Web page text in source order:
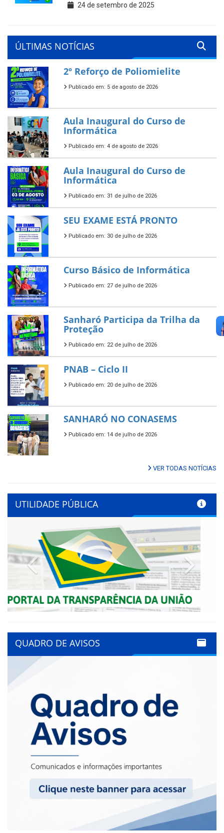
24 de setembro de 2025
ÚLTIMAS NOTÍCIAS
2º Reforço de Poliomielite
Publicado em: 5 de agosto de 2026
Aula Inaugural do Curso de
Informática
Publicado em: 4 de agosto de 2026
Aula Inaugural do Curso de
Informática
Publicado em: 31 de julho de 2026
SEU EXAME ESTÁ PRONTO
Publicado em: 30 de julho de 2026
Curso Básico de Informática
Publicado em: 27 de julho de 2026
Sanharó Participa da Trilha da
Proteção
Publicado em: 22 de julho de 2026
PNAB – Ciclo II
Publicado em: 20 de julho de 2026
SANHARÓ NO CONASEMS
Publicado em: 14 de julho de 2026
VER TODAS NOTÍCIAS
UTILIDADE PÚBLICA
Previous
QUADRO DE AVISOS